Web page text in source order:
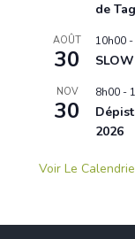
de
AOÛT
30
10h00 -
NOV
30
8h00 -
2026
Voir Le